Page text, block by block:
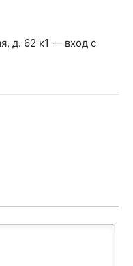
д. 62 к1 — вход с